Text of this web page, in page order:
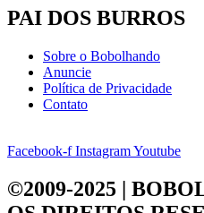
PAI DOS BURROS
Sobre o Bobolhando
Anuncie
Política de Privacidade
Contato
Facebook-f InstagramYoutube
©2009-2025 |